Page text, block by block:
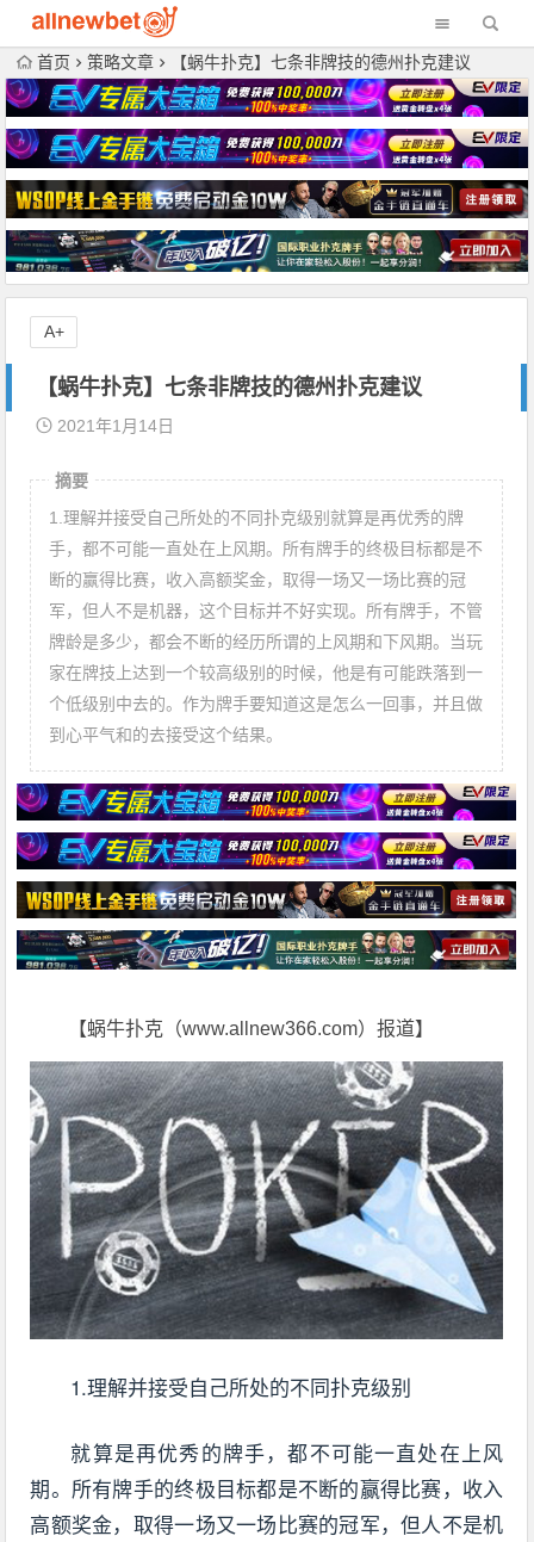
首页 策略文章 【蜗牛扑克】七条非牌技的德州扑克建议
【蜗牛扑克】七条非牌技的德州扑克建议
2021年1月14日
摘要
1.理解并接受自己所处的不同扑克级别就算是再优秀的牌
手，都不可能一直处在上风期。所有牌手的终极目标都是不
断的赢得比赛，收入高额奖金，取得一场又一场比赛的冠
军，但人不是机器，这个目标并不好实现。所有牌手，不管
牌龄是多少，都会不断的经历所谓的上风期和下风期。当玩
家在牌技上达到一个较高级别的时候，他是有可能跌落到一
个低级别中去的。作为牌手要知道这是怎么一回事，并且做
到心平气和的去接受这个结果。
【蜗牛扑克（www.allnew366.com）报道】
1.理解并接受自己所处的不同扑克级别
就算是再优秀的牌手，都不可能一直处在上风
期。所有牌手的终极目标都是不断的赢得比赛，收入
高额奖金，取得一场又一场比赛的冠军，但人不是机
A+